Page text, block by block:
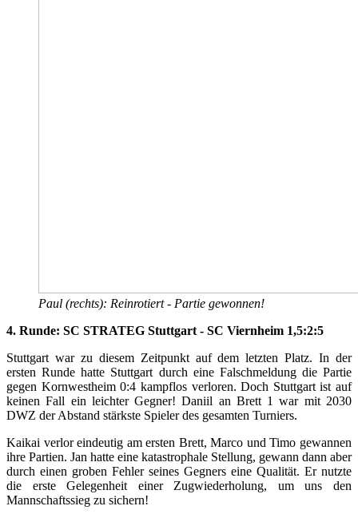
Paul (rechts): Reinrotiert - Partie gewonnen!
4. Runde: SC STRATEG Stuttgart - SC Viernheim 1,5:2:5
Stuttgart war zu diesem Zeitpunkt auf dem letzten Platz. In der
ersten Runde hatte Stuttgart durch eine Falschmeldung die Partie
gegen Kornwestheim 0:4 kampflos verloren. Doch Stuttgart ist auf
keinen Fall ein leichter Gegner! Daniil an Brett 1 war mit 2030
DWZ der Abstand stärkste Spieler des gesamten Turniers.
Kaikai verlor eindeutig am ersten Brett, Marco und Timo gewannen
ihre Partien. Jan hatte eine katastrophale Stellung, gewann dann aber
durch einen groben Fehler seines Gegners eine Qualität. Er nutzte
die erste Gelegenheit einer Zugwiederholung, um uns den
Mannschaftssieg zu sichern!